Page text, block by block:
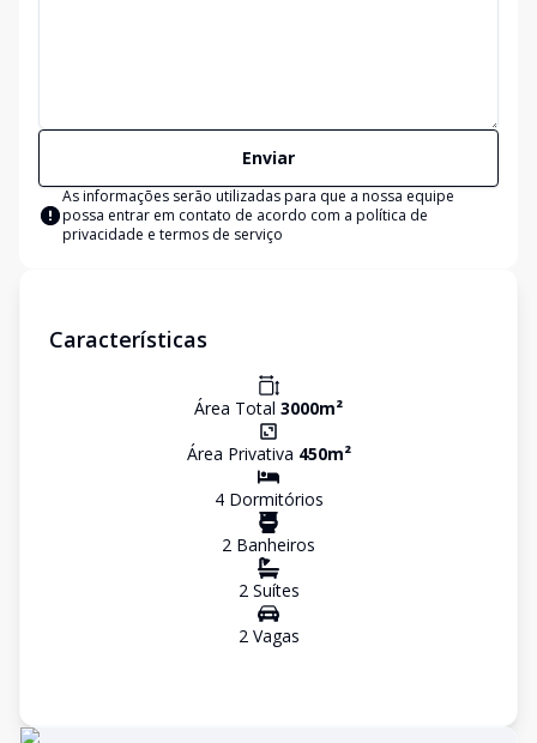
Enviar
As informações serão utilizadas para que a nossa equipe
possa entrar em contato de acordo com a política de
privacidade e termos de serviço
Características
Área Total 3000m²
Área Privativa 450m²
4Dormitórios
2 Banheiros
2Suítes
2Vagas